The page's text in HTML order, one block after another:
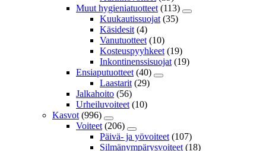
Muut hygieniatuotteet (113)
Kuukautissuojat (35)
Käsidesit (4)
Vanutuotteet (10)
Kosteuspyyhkeet (19)
Inkontinenssisuojat (19)
Ensiaputuotteet (40)
Laastarit (29)
Jalkahoito (56)
Urheiluvoiteet (10)
Kasvot (996)
Voiteet (206)
Päivä- ja yövoiteet (107)
Silmänympärysvoiteet (18)